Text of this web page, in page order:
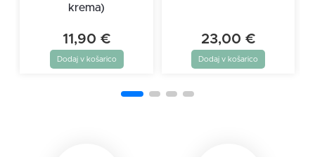
krema)
11,90 €
Dodaj v košarico
23,00 €
Dodaj v košarico